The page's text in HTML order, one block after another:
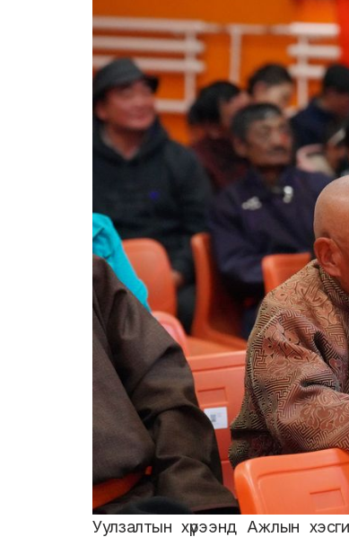
Уулзалтын хүрээнд Ажлын